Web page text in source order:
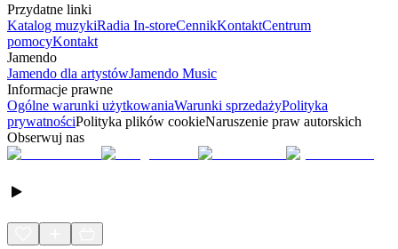
Przydatne linki
Katalog muzykiRadia In-storeCennikKontaktCentrum
pomocyKontakt
Jamendo
Jamendo dla artystówJamendo Music
Informacje prawne
Ogólne warunki użytkowaniaWarunki sprzedażyPolityka
prywatnościPolityka plików cookieNaruszenie praw autorskich
Obserwuj nas